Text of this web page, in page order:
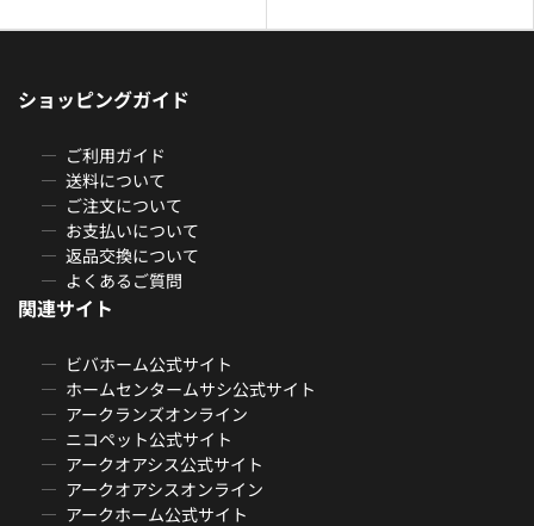
ショッピングガイド
ご利用ガイド
送料について
ご注文について
お支払いについて
返品交換について
よくあるご質問
関連サイト
ビバホーム公式サイト
ホームセンタームサシ公式サイト
アークランズオンライン
ニコペット公式サイト
アークオアシス公式サイト
アークオアシスオンライン
アークホーム公式サイト